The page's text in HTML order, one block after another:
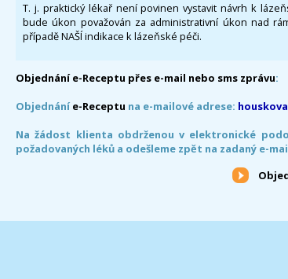
T. j. praktický lékař není povinen vystavit návrh k
bude úkon považován za administrativní úkon nad
případě NAŠÍ indikace k lázeňské péči.
Objednání e-Receptu přes e-mail nebo sms zprávu:
Objednáníe-Receptu na e-mailové adrese:
Na žádost klienta obdrženou v elektronické
požadovaných léků a odešleme zpět na zadaný e-